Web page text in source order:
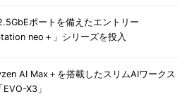
ポートを備えたエントリー
neo＋」シリーズを投入
AI Max＋を搭載したスリムAIワークス
X3」